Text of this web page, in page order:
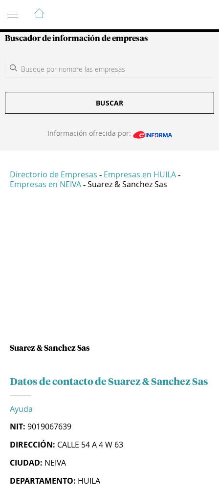
Guía de Empresas Colombianas
Buscador de información de empresas
BUSCAR
Información ofrecida por:
Directorio de Empresas - Empresas en HUILA -
Empresas en NEIVA - Suarez & Sanchez Sas
Suarez & Sanchez Sas
Datos de contacto de Suarez & Sanchez Sas
Ayuda
NIT: 9019067639
DIRECCIÓN: CALLE 54 A 4 W 63
CIUDAD: NEIVA
DEPARTAMENTO: HUILA